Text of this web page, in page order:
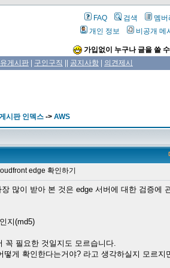
FAQ 검색 멤버
개인 정보
비공개 메
가입없이 누구나 글을 쓸
게시판 구인구직 공지사항 의견제시
시판 인덱스 -> AWS
edge 확인하기
많이 받아 본 것은 edge 서버에 대한 검증에
지(md5)
꼭 필요한 것일지도 모르습니다.
게 확인한다는거야? 라고 생각하실지 모르지